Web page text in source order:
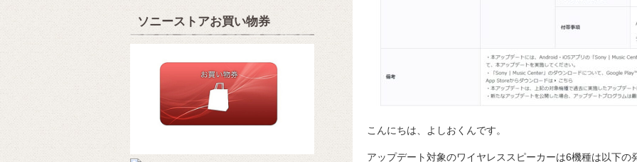
こんにちは、よしおくんです。
アップデート対象のワイヤレススピーカーは6機種は以下の
ソニーストアお買い物券